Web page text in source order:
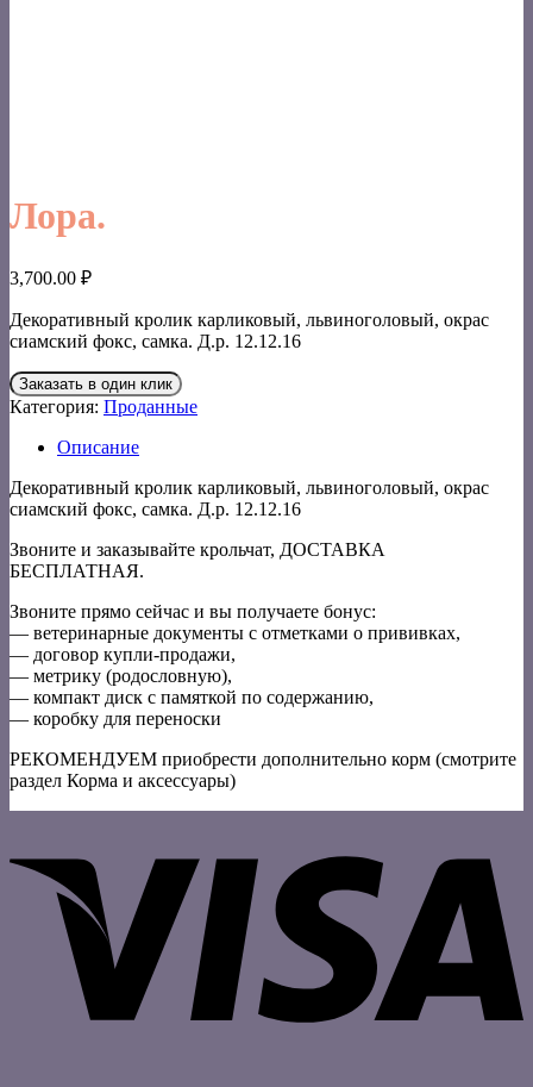
Лора.
3,700.00 ₽
Декоративный кролик карликовый, львиноголовый, окрас
сиамский фокс, самка. Д.р. 12.12.16
Заказать в один клик
Категория: Проданные
Описание
Декоративный кролик карликовый, львиноголовый, окрас
сиамский фокс, самка. Д.р. 12.12.16
Звоните и заказывайте крольчат, ДОСТАВКА
БЕСПЛАТНАЯ.
Звоните прямо сейчас и вы получаете бонус:
— ветеринарные документы с отметками о прививках,
— договор купли-продажи,
— метрику (родословную),
— компакт диск с памяткой по содержанию,
— коробку для переноски
РЕКОМЕНДУЕМ приобрести дополнительно корм (смотрите
раздел Корма и аксессуары)